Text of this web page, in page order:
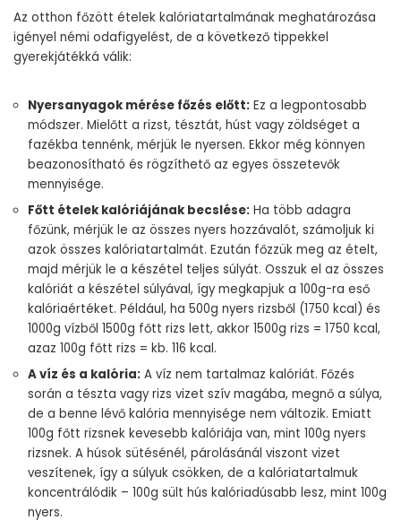
Az otthon főzött ételek kalóriatartalmának meghatározása
igényel némi odafigyelést, de a következő tippekkel
gyerekjátékká válik:
Nyersanyagok mérése főzés előtt: Ez a legpontosabb
módszer. Mielőtt a rizst, tésztát, húst vagy zöldséget a
fazékba tennénk, mérjük le nyersen. Ekkor még könnyen
beazonosítható és rögzíthető az egyes összetevők
mennyisége.
Főtt ételek kalóriájának becslése: Ha több adagra
főzünk, mérjük le az összes nyers hozzávalót, számoljuk ki
azok összes kalóriatartalmát. Ezután főzzük meg az ételt,
majd mérjük le a készétel teljes súlyát. Osszuk el az összes
kalóriát a készétel súlyával, így megkapjuk a 100g-ra eső
kalóriaértéket. Például, ha 500g nyers rizsből (1750 kcal) és
1000g vízből 1500g főtt rizs lett, akkor 1500g rizs = 1750 kcal,
azaz 100g főtt rizs = kb. 116 kcal.
A víz és a kalória: A víz nem tartalmaz kalóriát. Főzés
során a tészta vagy rizs vizet szív magába, megnő a súlya,
de a benne lévő kalória mennyisége nem változik. Emiatt
100g főtt rizsnek kevesebb kalóriája van, mint 100g nyers
rizsnek. A húsok sütésénél, párolásánál viszont vizet
veszítenek, így a súlyuk csökken, de a kalóriatartalmuk
koncentrálódik – 100g sült hús kalóriadúsabb lesz, mint 100g
nyers.